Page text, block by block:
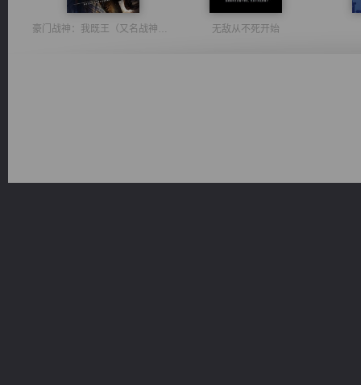
豪门战神：我既王（又名战神归来不败神婿修罗战神） 无敌从不死开始